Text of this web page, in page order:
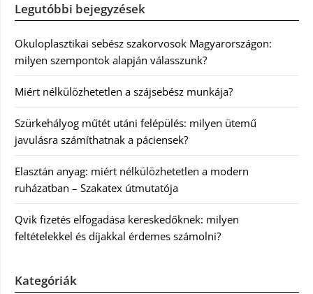
Legutóbbi bejegyzések
Okuloplasztikai sebész szakorvosok Magyarországon:
milyen szempontok alapján válasszunk?
Miért nélkülözhetetlen a szájsebész munkája?
Szürkehályog műtét utáni felépülés: milyen ütemű
javulásra számíthatnak a páciensek?
Elasztán anyag: miért nélkülözhetetlen a modern
ruházatban – Szakatex útmutatója
Qvik fizetés elfogadása kereskedőknek: milyen
feltételekkel és díjakkal érdemes számolni?
Kategóriák